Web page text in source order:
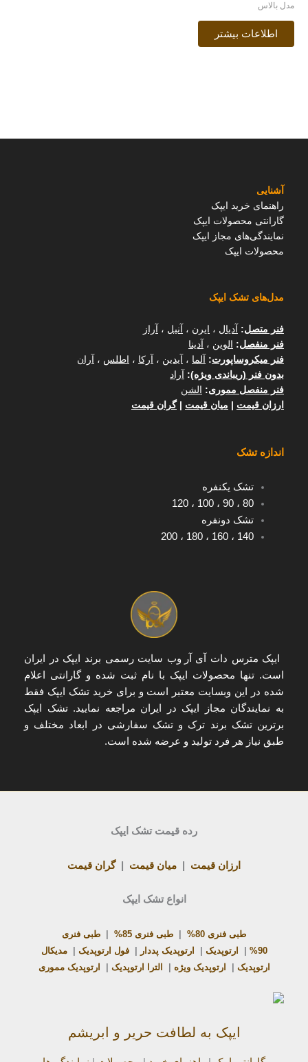
مدل بالاس
اطلاعات بیشتر
آشنایی
راهنمای خرید ایپک
گارانتی محصولات ایپک
نمایندگی‌های مجاز ایپک
محصولات ایپک
مدل‌های تشک ایپک
فنر متصل: آدیال ، ایرن ، آنیل ،
آراز
فنر منفصل: الوین ، آدینا
فنر میکروساپورت: آلما ، آیدین ، آرکا ، اطلس ،
آران
بدون فنر (ریباندی ویژه):
آراد
فنر منفصل مموری:
الشن
ارزان قیمت
میان قیمت |گران قیمت
اندازه تشک
تشک یکنفره
80، 90، 100 ، 120
تشک دونفره
140 ، 160 ، 180 ، 200
ایپک مترس دات آی آر وب سایت رسمی برند ایپک در ایران
است. تنها محصولات ایپک با نام ثبت شده و گارانتی اعلام
شده در این وبسایت معتبر است و برایخرید تشک ایپک فقط
به نمایندگان مجاز ایپک در ایران مراجعه نمایید. تشک ایپک
برترین تشک برند ترک و تشک سفارشی در ابعاد مختلف و
طبق نیاز هر فرد تولید و عرضه شده است.
رده قیمت تشک ایپک
ارزان قیمت میان قیمت |گران قیمت
انواع تشک ایپک
طبی فنری 80% طبی فنری 85%
طبی فنری
90%
ارتوپدیک ارتوپدیک پددار |فول ارتوپدیک |مدیکال
ارتوپدیک
ارتوپدیک ویژه الترا ارتوپدیک ارتوپدیک مموری
ایپک به لطافت حریر و ابریشم